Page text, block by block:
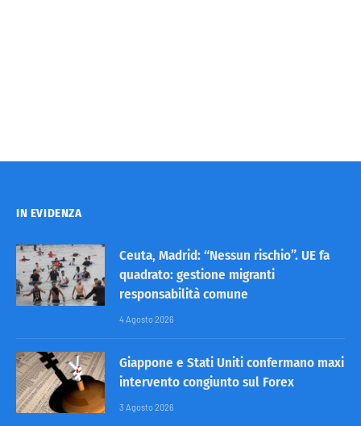
IN EVIDENZA
Ceuta, Madrid: “Nessun rischio”. UE fa
quadrato: gestione migranti
responsabilità comune
4 Agosto 2026
Giappone e Stati Uniti confermano maxi
intervento congiunto sul Forex
3 Agosto 2026